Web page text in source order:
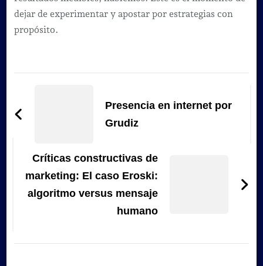
dejar de experimentar y apostar por estrategias con
propósito.
de
Presencia en internet por
Grudiz
Críticas constructivas de
marketing: El caso Eroski:
algoritmo versus mensaje
humano